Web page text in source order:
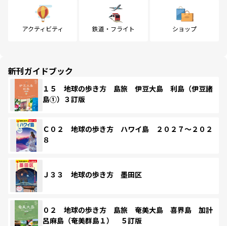
アクティビティ 鉄道・フライト ショップ
新刊ガイドブック
１５ 地球の歩き方 島旅 伊豆大島 利島（伊豆諸
島①）３訂版
Ｃ０２ 地球の歩き方 ハワイ島 ２０２７～２０２
８
Ｊ３３ 地球の歩き方 墨田区
０２ 地球の歩き方 島旅 奄美大島 喜界島 加計
呂麻島（奄美群島１） ５訂版